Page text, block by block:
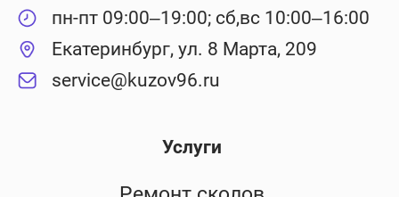
Услуги
пн-пт 09:00–19:00; сб,вс 10:00–16:00
Екатеринбург, ул. 8 Марта, 209
service@kuzov96.ru